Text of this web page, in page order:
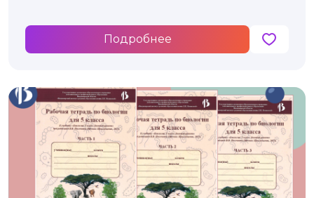
Подробнее